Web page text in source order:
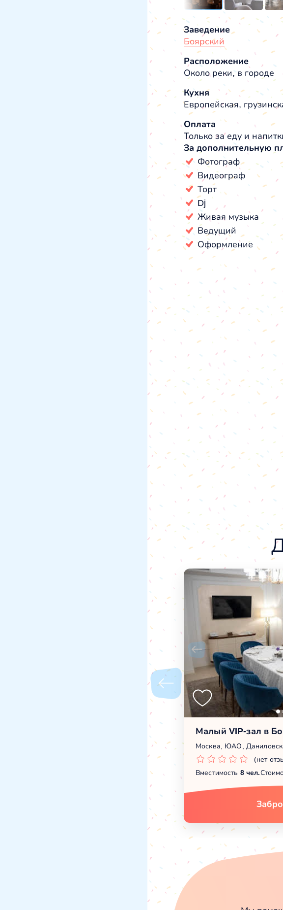
Заведение
Боярский
Расположение
Около реки, в городе
Кухня
Европейская,
Оплата
Только за еду и
За дополнительную
Фотограф
Видеограф
Торт
Dj
Живая музыка
Ведущий
Оформление
Малый VIP-зал в
Москва, ЮАО,
(нет
Вместимость 8 чел.